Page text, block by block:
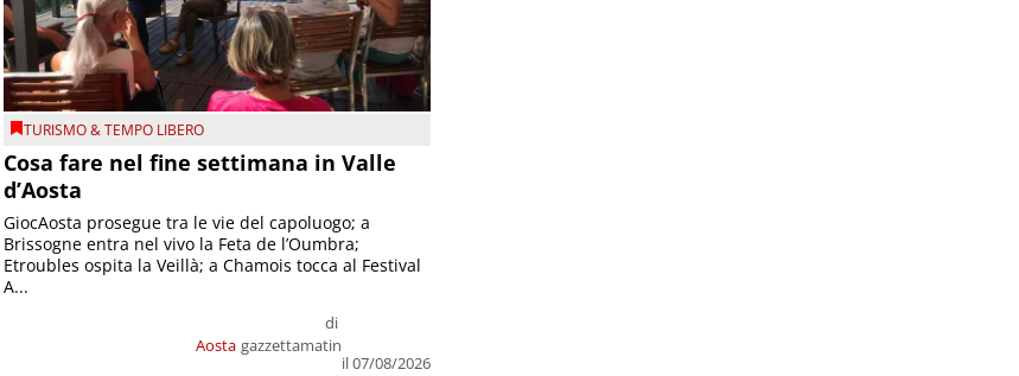
TURISMO & TEMPO LIBERO
Cosa fare nel fine settimana in Valle
d’Aosta
Aosta
di
gazzettamatin
il 07/08/2026
GiocAosta prosegue tra le vie del capoluogo; a
Brissogne entra nel vivo la Feta de l’Oumbra;
Etroubles ospita la Veillà; a Chamois tocca al Festival
A...